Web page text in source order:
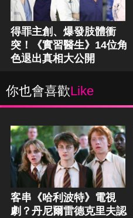
得罪主創、爆發肢體衝
突！《實習醫生》14位角
色退出真相大公開
你也會喜歡Like
客串《哈利波特》電視
劇？丹尼爾雷德克里夫認